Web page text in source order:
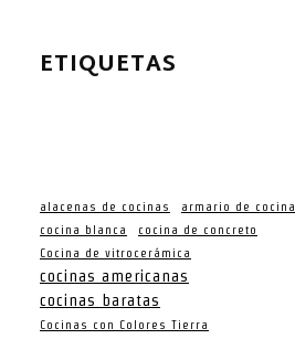
ETIQUETAS
alacenas de cocinas
armario de cocina
cocina blanca
cocina de concreto
Cocina de vitrocerámica
cocinas americanas
cocinas baratas
Cocinas con Colores Tierra